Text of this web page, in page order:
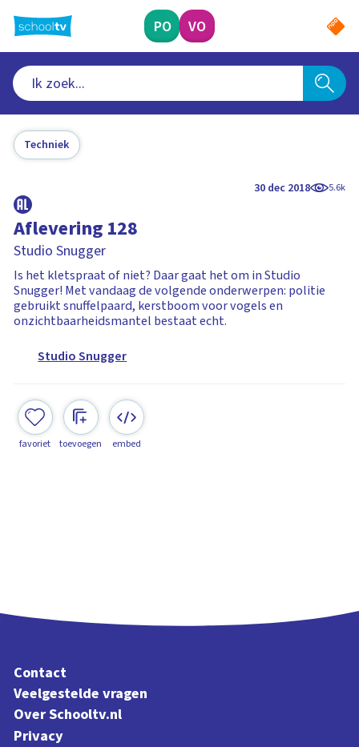
naar
hoofdinhoud
PO VO
Techniek
30 dec 2018 5.6k
Aflevering 128
Studio Snugger
Is het kletspraat of niet? Daar gaat het om in Studio
Snugger! Met vandaag de volgende onderwerpen: politie
gebruikt snuffelpaard, kerstboom voor vogels en
onzichtbaarheidsmantel bestaat echt.
Studio Snugger
favoriet toevoegen embed
Contact
Veelgestelde vragen
Over Schooltv.nl
Privacy